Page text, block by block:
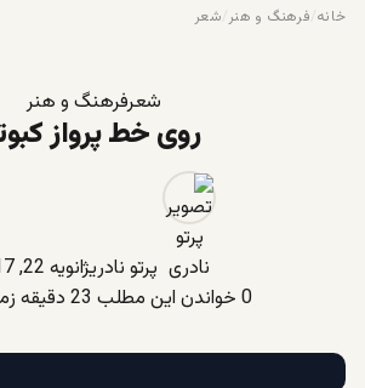
خانه فرهنگ و هنر شعر
شعرفرهنگ و هنر
روی خط پرواز
پرتو نادریژانویه 22, 2017
0 خواندن این مطلب 23 دقیقه زمان میبرد